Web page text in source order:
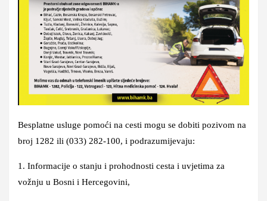
Besplatne usluge pomoći na cesti mogu se dobiti pozivom na
broj 1282 ili (033) 282-100, i podrazumijevaju:
1. Informacije o stanju i prohodnosti cesta i uvjetima za
vožnju u Bosni i Hercegovini,